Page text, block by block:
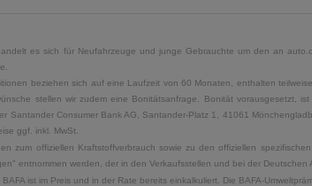
es sich für Neufahrzeuge und junge Gebrauchte um den an
beziehen sich auf eine Laufzeit von 60 Monaten, enthalten
stellen wir zudem eine Bonitätsanfrage. Bonität
Santander Consumer Bank AG, Santander-Platz 1, 41061
ggf. inkl. MwSt.
zum offiziellen Kraftstoffverbrauch sowie zu den offiziellen
entnommen werden, der in den Verkaufsstellen und bei der Deutschen
BAFA ist im Preis und in der Rate bereits einkalkuliert. Die BAFA-